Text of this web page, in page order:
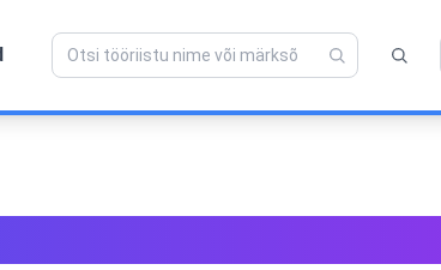
Armastad seda tööriista?
paremaks muuta!
Klõpsa avamiseks →